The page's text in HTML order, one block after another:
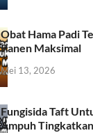
Obat Hama Padi
Panen Maksimal
Mei 13, 2026
Fungisida Taft
Ampuh